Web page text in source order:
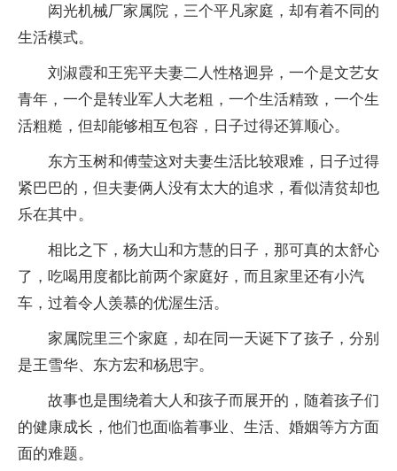
闳光机械厂家属院，三个平凡家庭，却有着不同的
生活模式。
刘淑霞和王宪平夫妻二人性格迥异，一个是文艺女
青年，一个是转业军人大老粗，一个生活精致，一个生
活粗糙，但却能够相互包容，日子过得还算顺心。
东方玉树和傅莹这对夫妻生活比较艰难，日子过得
紧巴巴的，但夫妻俩人没有太大的追求，看似清贫却也
乐在其中。
相比之下，杨大山和方慧的日子，那可真的太舒心
了，吃喝用度都比前两个家庭好，而且家里还有小汽
车，过着令人羡慕的优渥生活。
家属院里三个家庭，却在同一天诞下了孩子，分别
是王雪华、东方宏和杨思宇。
故事也是围绕着大人和孩子而展开的，随着孩子们
的健康成长，他们也面临着事业、生活、婚姻等方方面
面的难题。